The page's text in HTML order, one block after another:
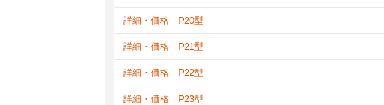
詳細・価格 P20型
詳細・価格 P21型
詳細・価格 P22型
詳細・価格 P23型